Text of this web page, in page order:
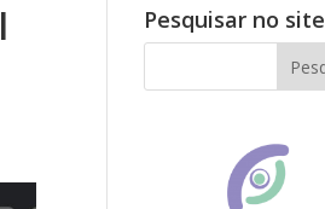
Pesquisar no site